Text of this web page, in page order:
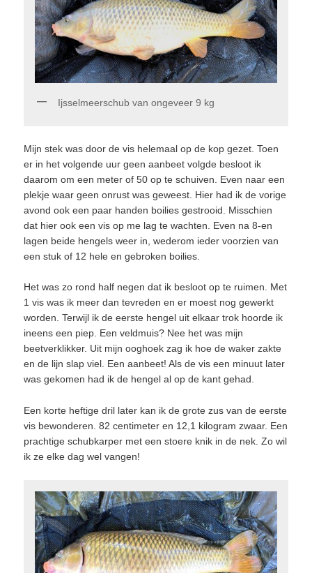
Ijsselmeerschub van ongeveer 9 kg
Mijn stek was door de vis helemaal op de kop gezet. Toen
er in het volgende uur geen aanbeet volgde besloot ik
daarom om een meter of 50 op te schuiven. Even naar een
plekje waar geen onrust was geweest. Hier had ik de vorige
avond ook een paar handen boilies gestrooid. Misschien
dat hier ook een vis op me lag te wachten. Even na 8-en
lagen beide hengels weer in, wederom ieder voorzien van
een stuk of 12 hele en gebroken boilies.
Het was zo rond half negen dat ik besloot op te ruimen. Met
1 vis was ik meer dan tevreden en er moest nog gewerkt
worden. Terwijl ik de eerste hengel uit elkaar trok hoorde ik
ineens een piep. Een veldmuis? Nee het was mijn
beetverklikker. Uit mijn ooghoek zag ik hoe de waker zakte
en de lijn slap viel. Een aanbeet! Als de vis een minuut later
was gekomen had ik de hengel al op de kant gehad.
Een korte heftige dril later kan ik de grote zus van de eerste
vis bewonderen. 82 centimeter en 12,1 kilogram zwaar. Een
prachtige schubkarper met een stoere knik in de nek. Zo wil
ik ze elke dag wel vangen!